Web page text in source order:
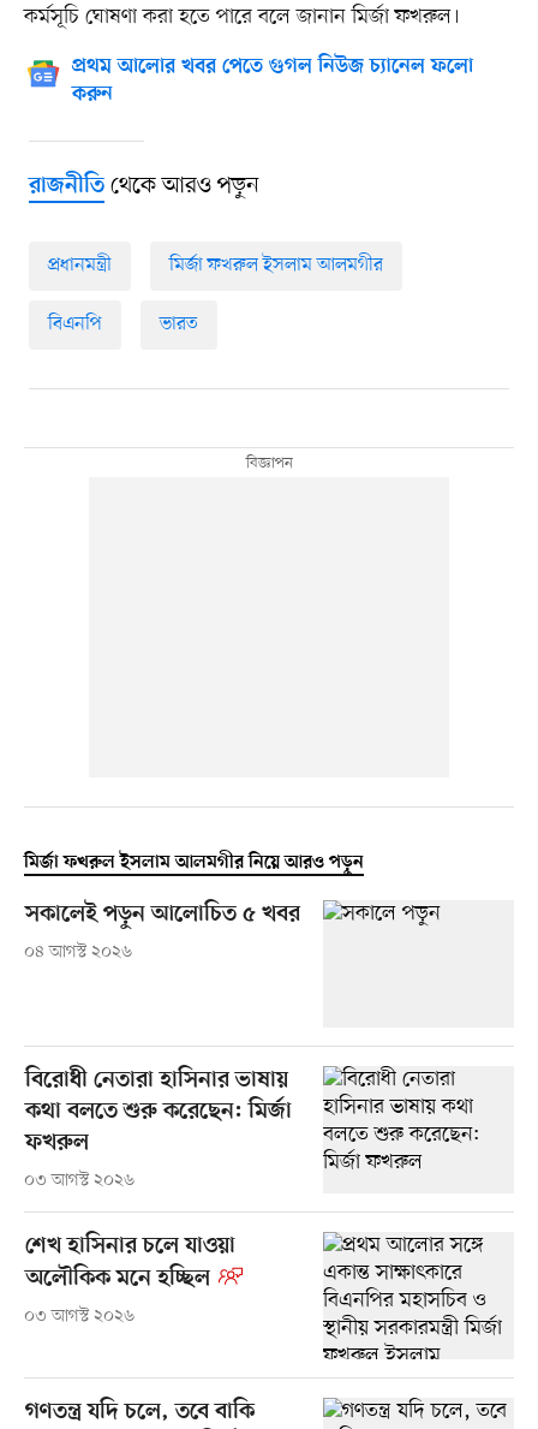
কর্মসূচি ঘোষণা করা হতে পারে বলে জানান মির্জা ফখরুল।
প্রথম আলোর খবর পেতে গুগল নিউজ চ্যানেল ফলো
করুন
রাজনীতিথেকে আরও পড়ুন
প্রধানমন্ত্রী মির্জা ফখরুল ইসলাম আলমগীর
বিএনপি ভারত
মির্জা ফখরুল ইসলাম আলমগীর নিয়ে আরও পড়ুন
সকালেই পড়ুন আলোচিত ৫ খবর
০৪ আগস্ট ২০২৬
বিরোধী নেতারা হাসিনার ভাষায়
কথা বলতে শুরু করেছেন: মির্জা
ফখরুল
০৩ আগস্ট ২০২৬
শেখ হাসিনার চলে যাওয়া
অলৌকিক মনে হচ্ছিল
০৩ আগস্ট ২০২৬
গণতন্ত্র যদি চলে, তবে বাকি